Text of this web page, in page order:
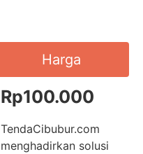
Harga
Rp100.000
TendaCibubur.com
menghadirkan solusi